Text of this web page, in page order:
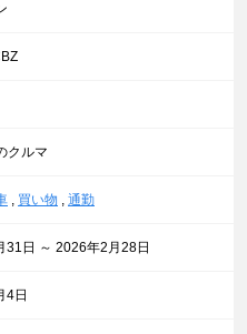
クルマ
, 買い物 , 通勤
31日 ～ 2026年2月28日
4日